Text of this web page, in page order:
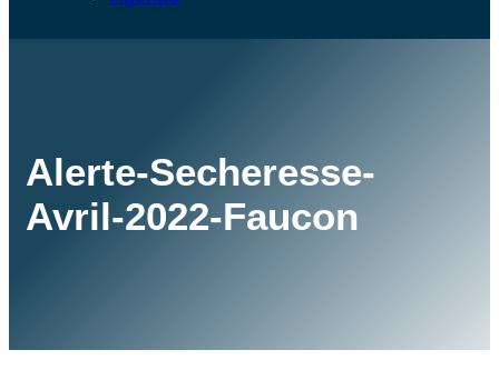
Alerte-Secheresse-
Avril-2022-Faucon